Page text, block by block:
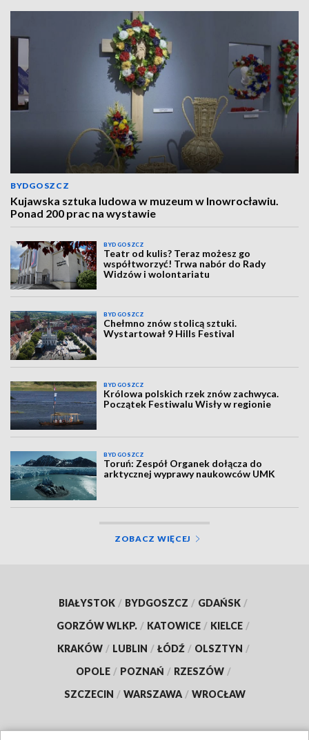
BYDGOSZCZ
Kujawska sztuka ludowa w muzeum w Inowrocławiu.
Ponad 200 prac na wystawie
BYDGOSZCZ
Teatr od kulis? Teraz możesz go
współtworzyć! Trwa nabór do Rady
Widzów i wolontariatu
BYDGOSZCZ
Chełmno znów stolicą sztuki.
Wystartował 9 Hills Festival
BYDGOSZCZ
Królowa polskich rzek znów zachwyca.
Początek Festiwalu Wisły w regionie
BYDGOSZCZ
Toruń: Zespół Organek dołącza do
arktycznej wyprawy naukowców UMK
ZOBACZ WIĘCEJ
BIAŁYSTOK / BYDGOSZCZ / GDAŃSK /
GORZÓW WLKP. / KATOWICE / KIELCE /
KRAKÓW / LUBLIN / ŁÓDŹ / OLSZTYN /
OPOLE / POZNAŃ / RZESZÓW /
SZCZECIN / WARSZAWA / WROCŁAW